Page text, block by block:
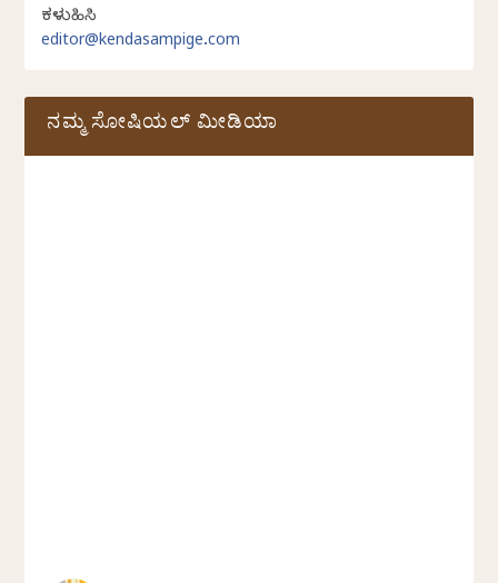
ಕಳುಹಿಸಿ
editor@kendasampige.com
ನಮ್ಮ ಸೋಷಿಯಲ್‌ ಮೀಡಿಯಾ